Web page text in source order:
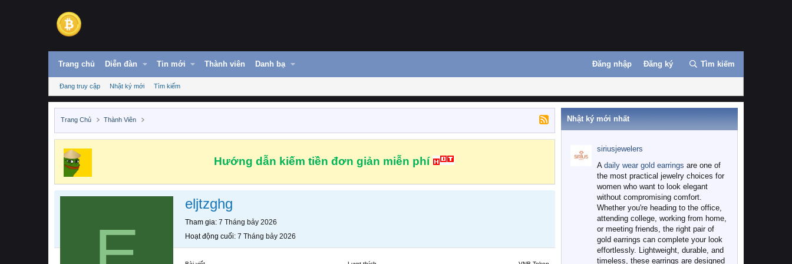
Trang chủ Diễn đàn Tin mới Thành viên Danh bạ Đăng nhập Đăng ký Tìm kiếm
Đang truy cập Nhật ký mới Tìm kiếm
Trang Chủ Thành Viên
Hướng dẫn kiếm tiền đơn giản miễn phí
eljtzghg
Tham gia 7 Tháng bảy 2026
Hoạt động cuối 7 Tháng bảy 2026
Nhật ký mới nhất
siriusjewelers
A daily wear gold earrings are one of
the most practical jewelry choices for
women who want to look elegant
without compromising comfort.
Whether you're heading to the office,
attending college, working from home,
or meeting friends, the right pair of
gold earrings can complete your look
effortlessly. Lightweight, durable, and
timeless, these earrings are designed